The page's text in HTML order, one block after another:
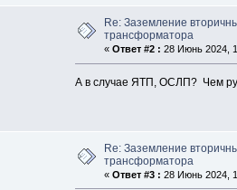
Re: Заземление
трансформатора
« Ответ #2 : 28 Июнь 2024,
А в случае ЯТП, ОСЛП? Чем
Re: Заземление
трансформатора
« Ответ #3 : 28 Июнь 2024,